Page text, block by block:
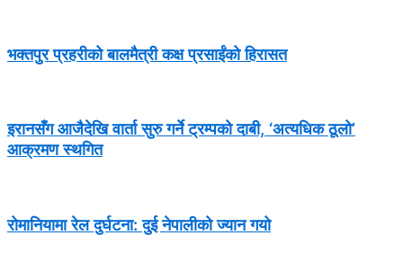
भक्तपुर प्रहरीको बालमैत्री कक्ष प्रसाईंको हिरासत
इरानसँग आजैदेखि वार्ता सुरु गर्ने ट्रम्पको दाबी, ‘अत्यधिक ठूलो’
आक्रमण स्थगित
रोमानियामा रेल दुर्घटना: दुई नेपालीको ज्यान गयो